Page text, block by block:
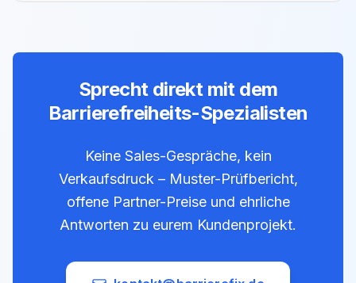
Sprecht direkt mit dem
Barrierefreiheits-Spezialisten
Keine Sales-Gespräche, kein
Verkaufsdruck – Muster-Prüfbericht,
offene Partner-Preise und ehrliche
Antworten zu eurem Kundenprojekt.